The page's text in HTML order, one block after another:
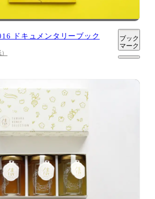
ドキュメンタリーブック
ブック
マーク